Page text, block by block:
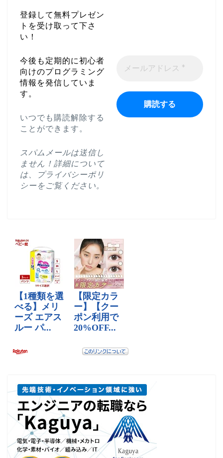
登録して無料プレゼン
トを受け取って下さ
い！
今後も定期的に初心者
向けのプログラミング
情報を発信していま
す。
いつでも購読解除する
ことができます。
スパムメールは送信し
ません！詳細について
は、
プライバシーポリ
シーをご覧ください。